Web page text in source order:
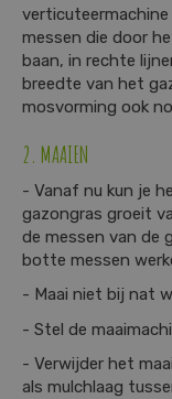
messen die door
baan, in rechte
breedte van het
mosvorming ook
2. MAAIEN
- Vanaf nu kun je
gazongras groeit
de messen van de
botte messen
- Maai niet bij nat
- Stel de
- Verwijder het
als mulchlaag